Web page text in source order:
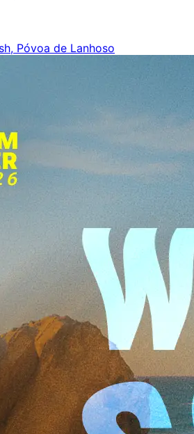
Póvoa de Lanhoso